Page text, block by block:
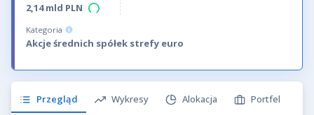
2,14 mld PLN
Kategoria
Akcje średnich spółek strefy euro
Przegląd Wykresy Alokacja
Portfel